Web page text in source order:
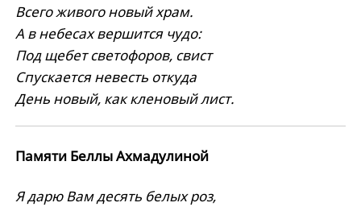
Всего живого новый храм.
А в небесах вершится чудо:
Под щебет светофоров, свист
Спускается невесть откуда
День новый, как кленовый лист.
Памяти Беллы Ахмадулиной
Я дарю Вам десять белых роз,